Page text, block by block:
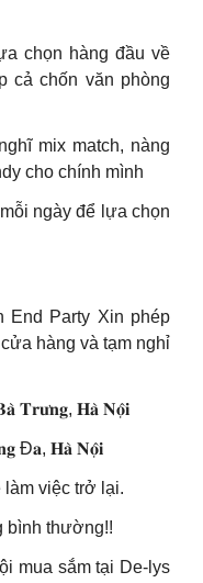
chọn hàng đầu về
cả chốn văn phòng
mix match, nàng
cho chính mình
ngày để lựa chọn
End Party Xin phép
hàng và tạm nghỉ
𝐓𝐫𝐮̛𝐧𝐠, 𝐇𝐚̀ 𝐍𝐨̣̂𝐢
Đ𝐚, 𝐇𝐚̀ 𝐍𝐨̣̂𝐢
việc trở lại.
bình thường!!
mua sắm tại De-lys